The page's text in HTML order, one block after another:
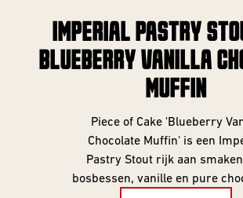
SERIES
Alle Series
10 Years
Editions
Great Minds
Exclusives
Beer Club
EXCLUSIVES
Investor
Brouwerij
Vacatures
IMPERIAL PASTRY
BLUEBERRY VANILLA
MUFFIN
Piece of Cake 'Blueberry
Chocolate Muffin' is een
Pastry Stout rijk aan
bosbessen, vanille en pure